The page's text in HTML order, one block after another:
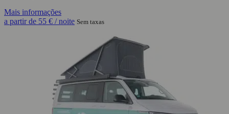
Mais informações
a partir de 55 € / noite Sem taxas